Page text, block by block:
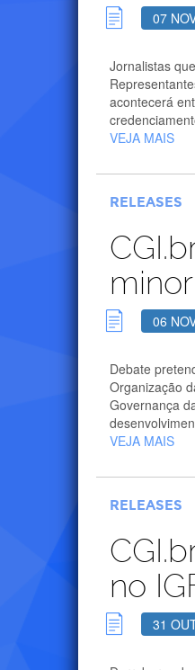
07
Jornalistas
acontecerá
VEJA MAIS
RELEASES
06
Debate
Organização
Governança
VEJA MAIS
RELEASES
no
31